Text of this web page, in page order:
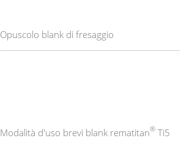
Opuscolo blank di fresaggio
Modalità d'uso brevi blank rematitan® Ti5